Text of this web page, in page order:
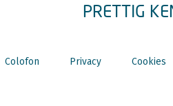
PRETTIG
Colofon Privacy Cookies